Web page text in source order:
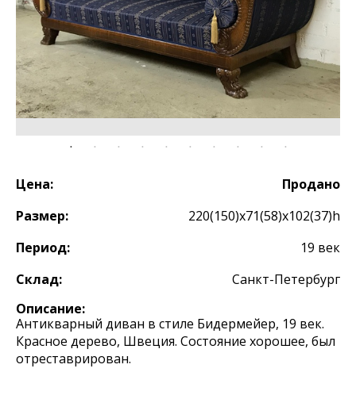
Цена:
Продано
Размер:
220(150)х71(58)х102(37)h
Период:
19 век
Склад:
Санкт-Петербург
Описание:
Антикварный диван в стиле Бидермейер, 19 век.
Красное дерево, Швеция. Состояние хорошее, был
отреставрирован.